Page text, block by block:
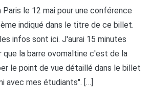
Paris le 12 mai pour une conférence
indiqué dans le titre de ce billet.
infos sont ici. J'aurai 15 minutes
que la barre ovomaltine c'est de la
le point de vue détaillé dans le billet
avec mes étudiants". […]